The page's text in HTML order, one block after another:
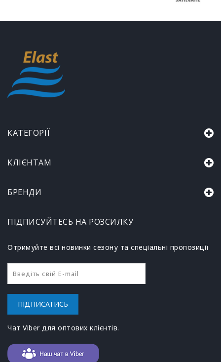
КАТЕГОРІЇ
КЛІЄНТАМ
БРЕНДИ
ПІДПИСУЙТЕСЬ НА РОЗСИЛКУ
Отримуйте всі новинки сезону та спеціальні пропозиції
ПІДПИСАТИСЬ
Чат Viber для оптових клієнтів.